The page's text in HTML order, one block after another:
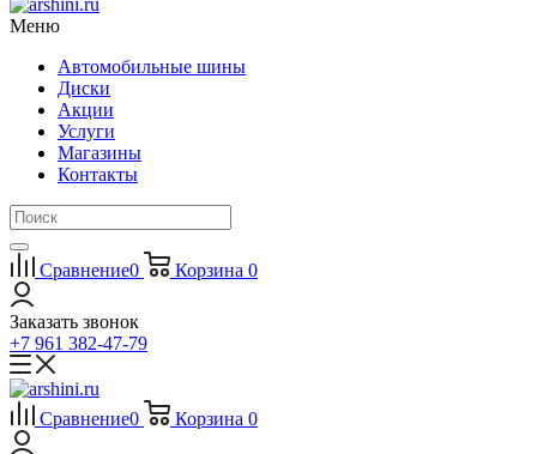
Меню
Автомобильные шины
Диски
Акции
Услуги
Магазины
Контакты
Сравнение0 Корзина 0
Заказать звонок
+7 961 382-47-79
Сравнение0 Корзина 0